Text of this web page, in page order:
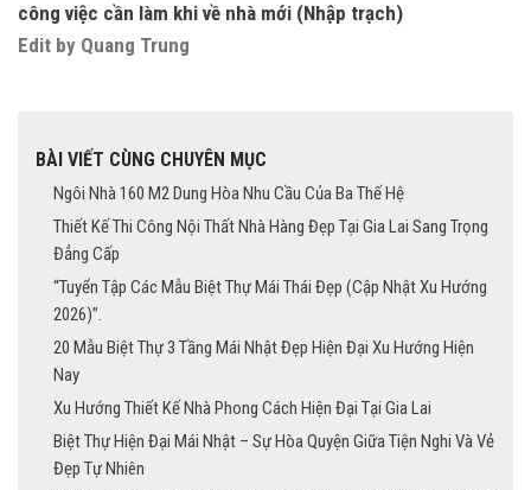
công việc cần làm khi về nhà mới (Nhập trạch)
Edit by Quang Trung
BÀI VIẾT CÙNG CHUYÊN MỤC
Ngôi Nhà 160 M2 Dung Hòa Nhu Cầu Của Ba Thế Hệ
Thiết Kế Thi Công Nội Thất Nhà Hàng Đẹp Tại Gia Lai Sang Trọng
Đẳng Cấp
“Tuyển Tập Các Mẫu Biệt Thự Mái Thái Đẹp (Cập Nhật Xu Hướng
2026)”.
20 Mẫu Biệt Thự 3 Tầng Mái Nhật Đẹp Hiện Đại Xu Hướng Hiện
Nay
Xu Hướng Thiết Kế Nhà Phong Cách Hiện Đại Tại Gia Lai
Biệt Thự Hiện Đại Mái Nhật – Sự Hòa Quyện Giữa Tiện Nghi Và Vẻ
Đẹp Tự Nhiên